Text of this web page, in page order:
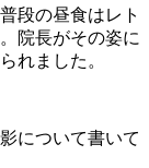
段の昼食はレト
院長がその姿に
れました。
について書いて